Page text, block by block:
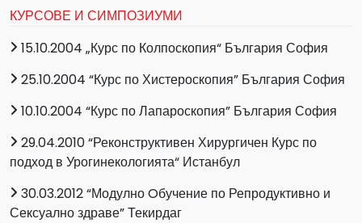
КУРСОВЕ И СИМПОЗИУМИ
15.10.2004 „Курс по Колпоскопия“ България София
25.10.2004 “Курс по Хистероскопия” България София
10.10.2004 “Курс по Лапароскопия” България София
29.04.2010 “Реконструктивен Хирургичен Курс по
подход в Урогинекологията“ Истанбул
30.03.2012 “Модулно Oбучение по Репродуктивно и
Сексуално здраве” Текирдаг